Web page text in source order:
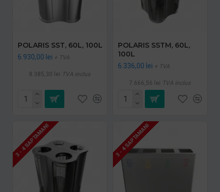
POLARIS SST, 60L, 100L
6.930,00 lei + TVA
8.385,30 lei TVA inclus
POLARIS SSTM, 60L,
100L
6.336,00 lei + TVA
7.666,56 lei TVA inclus
3 - 4 SAPTAMANI 3 - 4 SAPTAMANI